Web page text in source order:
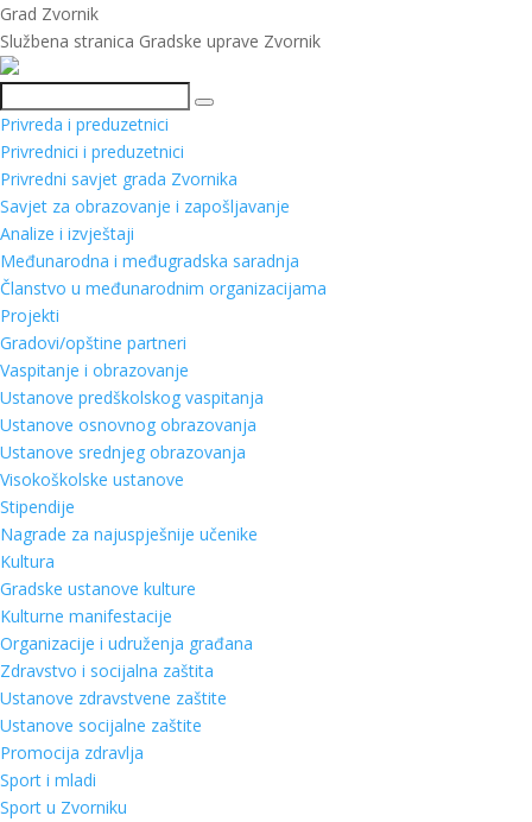
Grad Zvornik
Službena stranica Gradske uprave Zvornik
Pretraga
Privreda i preduzetnici
Privrednici i preduzetnici
Privredni savjet grada Zvornika
Savjet za obrazovanje i zapošljavanje
Analize i izvještaji
Međunarodna i međugradska saradnja
Članstvo u međunarodnim organizacijama
Projekti
Gradovi/opštine partneri
Vaspitanje i obrazovanje
Ustanove predškolskog vaspitanja
Ustanove osnovnog obrazovanja
Ustanove srednjeg obrazovanja
Visokoškolske ustanove
Stipendije
Nagrade za najuspješnije učenike
Kultura
Gradske ustanove kulture
Kulturne manifestacije
Organizacije i udruženja građana
Zdravstvo i socijalna zaštita
Ustanove zdravstvene zaštite
Ustanove socijalne zaštite
Promocija zdravlja
Sport i mladi
Sport u Zvorniku